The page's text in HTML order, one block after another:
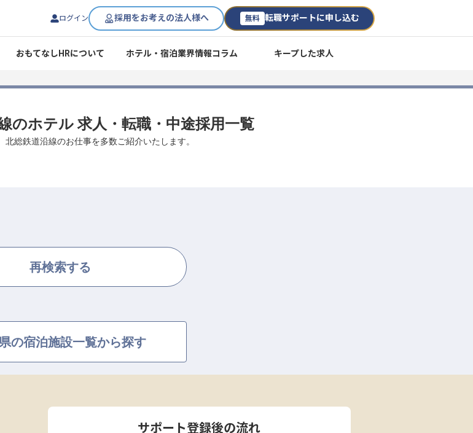
ログイン 採用をお考えの法人様へ 無料 転職サポートに申し込む
おもてなしHRについて ホテル・宿泊業界情報コラム キープした求人
のホテル 求人・転職・中途採用一覧
北総鉄道沿線のお仕事を多数ご紹介いたします。
再検索する
の宿泊施設一覧から探す
サポート登録後の流れ